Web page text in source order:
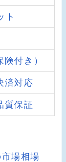
ト
付き）
済対応
質保証
場相場